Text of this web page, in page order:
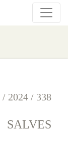
/ 2024 / 338
SALVES